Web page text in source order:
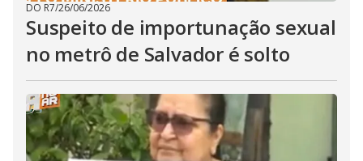
DO R7/26/06/2026
Suspeito de importunação sexual
no metrô de Salvador é solto